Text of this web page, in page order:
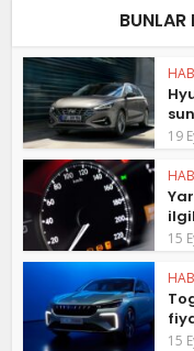
BUNLAR
19
15
15